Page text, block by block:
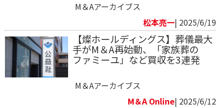
M＆Aアーカイブス
松本亮一| 2025/6/19
【燦ホールディングス】葬儀最大
手がM＆A再始動、「家族葬の
ファミーユ」など買収を3連発
M＆Aアーカイブス
M＆A Online| 2025/6/12